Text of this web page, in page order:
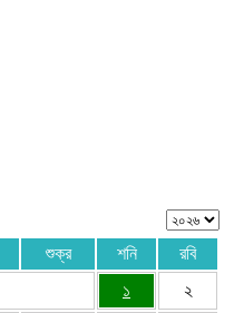
শুক্র শনি
রবি
১
২